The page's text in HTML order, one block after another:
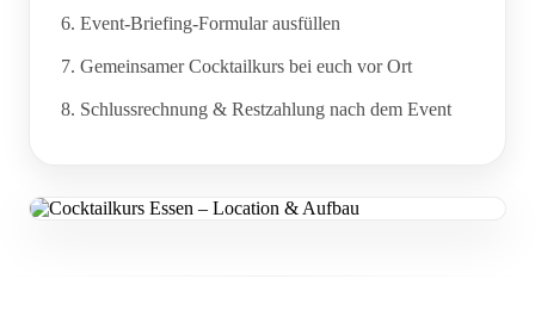
Event-Briefing-Formular ausfüllen
Gemeinsamer Cocktailkurs bei euch vor Ort
Schlussrechnung & Restzahlung nach dem Event